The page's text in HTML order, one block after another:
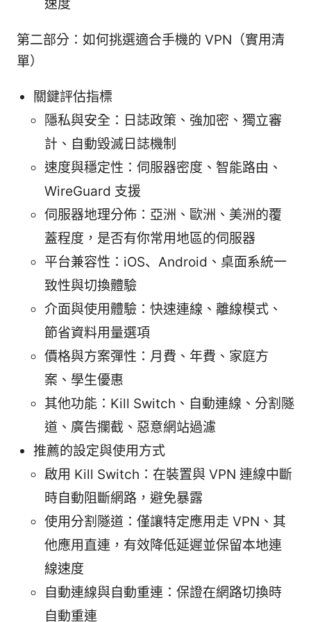
速度
第二部分：如何挑選適合手機的 VPN（實用清
單）
關鍵評估指標
隱私與安全：日誌政策、強加密、獨立審
計、自動毀滅日誌機制
速度與穩定性：伺服器密度、智能路由、
WireGuard 支援
伺服器地理分佈：亞洲、歐洲、美洲的覆
蓋程度，是否有你常用地區的伺服器
平台兼容性：iOS、Android、桌面系統一
致性與切換體驗
介面與使用體驗：快速連線、離線模式、
節省資料用量選項
價格與方案彈性：月費、年費、家庭方
案、學生優惠
其他功能：Kill Switch、自動連線、分割隧
道、廣告攔截、惡意網站過濾
推薦的設定與使用方式
啟用 Kill Switch：在裝置與 VPN 連線中斷
時自動阻斷網路，避免暴露
使用分割隧道：僅讓特定應用走 VPN、其
他應用直連，有效降低延遲並保留本地連
線速度
自動連線與自動重連：保證在網路切換時
自動重連